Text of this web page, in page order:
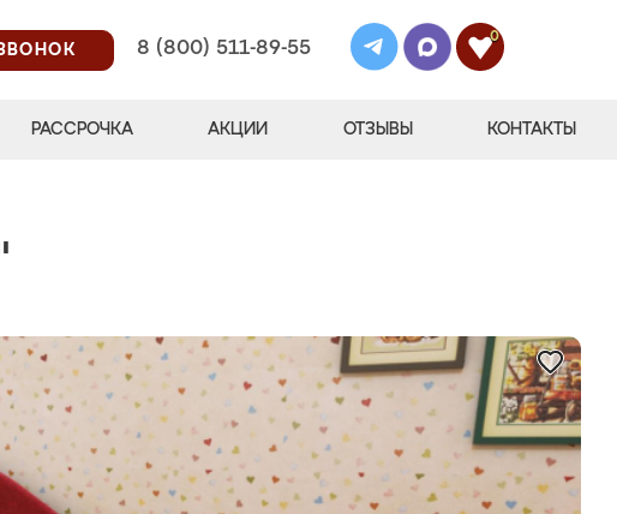
8 (800) 511-89-55
0
РАССРОЧКА АКЦИИ ОТЗЫВЫ КОНТАКТЫ